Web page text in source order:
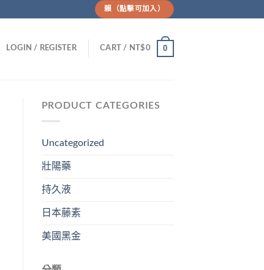
賴（點擊可加入）
LOGIN / REGISTER CART / NT$0 0
PRODUCT CATEGORIES
Uncategorized
壯陽藥
持久液
日本藤素
美國黑金